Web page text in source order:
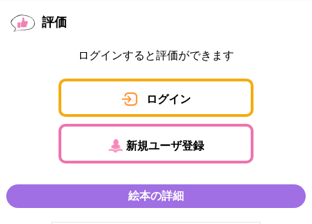
評価
ログインすると評価ができます
ログイン
新規ユーザ登録
絵本の詳細